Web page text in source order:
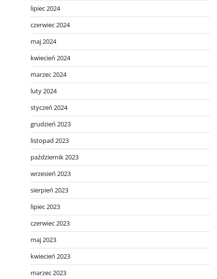
lipiec 2024
czerwiec 2024
maj 2024
kwiecień 2024
marzec 2024
luty 2024
styczeń 2024
grudzień 2023
listopad 2023
październik 2023
wrzesień 2023
sierpień 2023
lipiec 2023
czerwiec 2023
maj 2023
kwiecień 2023
marzec 2023